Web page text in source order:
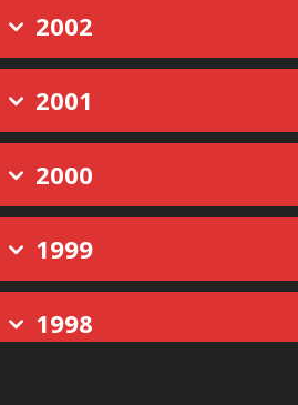
2002
2001
2000
1999
1998